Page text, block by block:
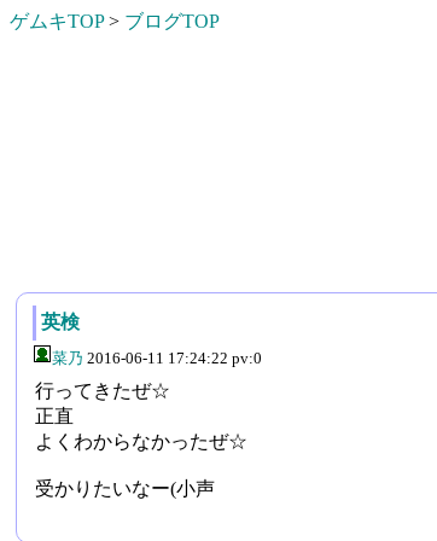
ゲムキTOP> ブログTOP
英検
菜乃 2016-06-11 17:24:22 pv:0
行ってきたぜ☆
正直
よくわからなかったぜ☆
受かりたいなー(小声